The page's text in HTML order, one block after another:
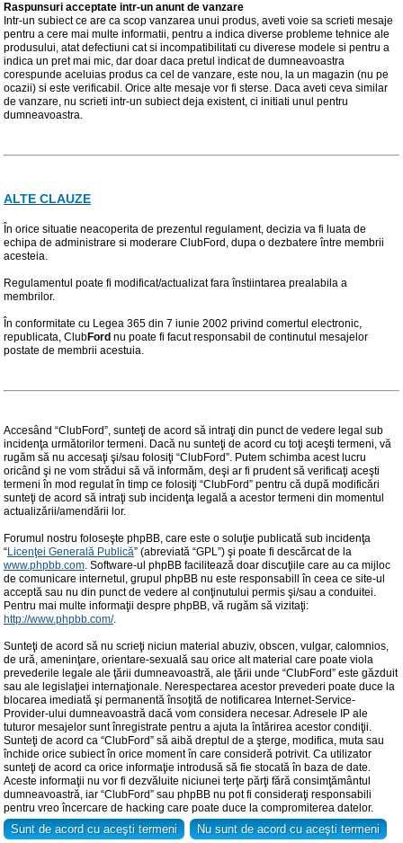
Raspunsuri acceptate intr-un anunt de vanzare
Intr-un subiect ce are ca scop vanzarea unui produs, aveti voie sa scrieti mesaje
pentru a cere mai multe informatii, pentru a indica diverse probleme tehnice ale
produsului, atat defectiuni cat si incompatibilitati cu diverese modele si pentru a
indica un pret mai mic, dar doar daca pretul indicat de dumneavoastra
corespunde aceluias produs ca cel de vanzare, este nou, la un magazin (nu pe
ocazii) si este verificabil. Orice alte mesaje vor fi sterse. Daca aveti ceva similar
de vanzare, nu scrieti intr-un subiect deja existent, ci initiati unul pentru
dumneavoastra.
ALTE CLAUZE
În orice situatie neacoperita de prezentul regulament, decizia va fi luata de
echipa de administrare si moderare ClubFord, dupa o dezbatere între membrii
acesteia.
Regulamentul poate fi modificat/actualizat fara înstiintarea prealabila a
membrilor.
În conformitate cu Legea 365 din 7 iunie 2002 privind comertul electronic,
republicata, ClubFord nu poate fi facut responsabil de continutul mesajelor
postate de membrii acestuia.
Accesând “ClubFord”, sunteţi de acord să intraţi din punct de vedere legal sub
incidenţa următorilor termeni. Dacă nu sunteţi de acord cu toţi aceşti termeni, vă
rugăm să nu accesaţi şi/sau folosiţi “ClubFord”. Putem schimba acest lucru
oricând şi ne vom strădui să vă informăm, deşi ar fi prudent să verificaţi aceşti
termeni în mod regulat în timp ce folosiţi “ClubFord” pentru că după modificări
sunteţi de acord să intraţi sub incidenţa legală a acestor termeni din momentul
actualizării/amendării lor.
Forumul nostru foloseşte phpBB, care este o soluţie publicată sub incidenţa
“Licenţei Generală Publică” (abreviată “GPL”) şi poate fi descărcat de la
www.phpbb.com. Software-ul phpBB facilitează doar discuţiile care au ca mijloc
de comunicare internetul, grupul phpBB nu este responsabill în ceea ce site-ul
acceptă sau nu din punct de vedere al conţinutului permis şi/sau a conduitei.
Pentru mai multe informaţii despre phpBB, vă rugăm să vizitaţi:
http://www.phpbb.com/.
Sunteţi de acord să nu scrieţi niciun material abuziv, obscen, vulgar, calomnios,
de ură, ameninţare, orientare-sexuală sau orice alt material care poate viola
prevederile legale ale ţării dumneavoastră, ale ţării unde “ClubFord” este găzduit
sau ale legislaţiei internaţionale. Nerespectarea acestor prevederi poate duce la
blocarea imediată şi permanentă însoţită de notificarea Internet-Service-
Provider-ului dumneavoastră dacă vom considera necesar. Adresele IP ale
tuturor mesajelor sunt înregistrate pentru a ajuta la întărirea acestor condiţii.
Sunteţi de acord ca “ClubFord” să aibă dreptul de a şterge, modifica, muta sau
închide orice subiect în orice moment în care consideră potrivit. Ca utilizator
sunteţi de acord ca orice informaţie introdusă să fie stocată în baza de date.
Aceste informaţii nu vor fi dezvăluite niciunei terţe părţi fără consimţământul
dumneavoastră, iar “ClubFord” sau phpBB nu pot fi consideraţi responsabili
pentru vreo încercare de hacking care poate duce la compromiterea datelor.